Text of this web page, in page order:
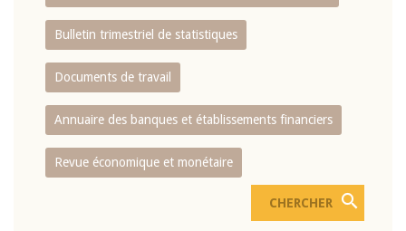
Bulletin trimestriel de statistiques
Documents de travail
Annuaire des banques et établissements financiers
Revue économique et monétaire